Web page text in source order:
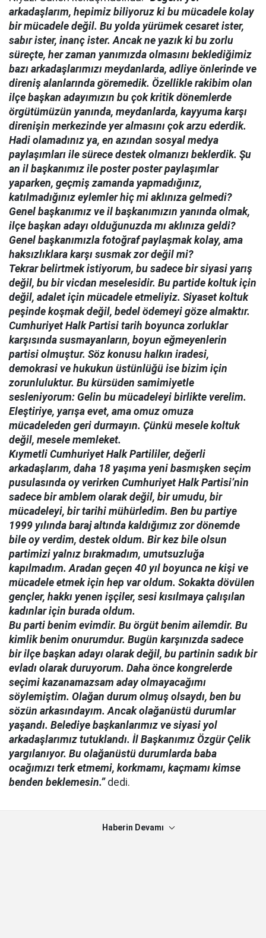
arkadaşlarım, hepimiz biliyoruz ki bu mücadele kolay
bir mücadele değil. Bu yolda yürümek cesaret ister,
sabır ister, inanç ister. Ancak ne yazık ki bu zorlu
süreçte, her zaman yanımızda olmasını beklediğimiz
bazı arkadaşlarımızı meydanlarda, adliye önlerinde ve
direniş alanlarında göremedik. Özellikle rakibim olan
ilçe başkan adayımızın bu çok kritik dönemlerde
örgütümüzün yanında, meydanlarda, kayyuma karşı
direnişin merkezinde yer almasını çok arzu ederdik.
Hadi olamadınız ya, en azından sosyal medya
paylaşımları ile sürece destek olmanızı beklerdik. Şu
an il başkanımız ile poster poster paylaşımlar
yaparken, geçmiş zamanda yapmadığınız,
katılmadığınız eylemler hiç mi aklınıza gelmedi?
Genel başkanımız ve il başkanımızın yanında olmak,
ilçe başkan adayı olduğunuzda mı aklınıza geldi?
Genel başkanımızla fotoğraf paylaşmak kolay, ama
haksızlıklara karşı susmak zor değil mi?
Tekrar belirtmek istiyorum, bu sadece bir siyasi yarış
değil, bu bir vicdan meselesidir. Bu partide koltuk için
değil, adalet için mücadele etmeliyiz. Siyaset koltuk
peşinde koşmak değil, bedel ödemeyi göze almaktır.
Cumhuriyet Halk Partisi tarih boyunca zorluklar
karşısında susmayanların, boyun eğmeyenlerin
partisi olmuştur. Söz konusu halkın iradesi,
demokrasi ve hukukun üstünlüğü ise bizim için
zorunluluktur. Bu kürsüden samimiyetle
sesleniyorum: Gelin bu mücadeleyi birlikte verelim.
Eleştiriye, yarışa evet, ama omuz omuza
mücadeleden geri durmayın. Çünkü mesele koltuk
değil, mesele memleket.
Kıymetli Cumhuriyet Halk Partililer, değerli
arkadaşlarım, daha 18 yaşıma yeni basmışken seçim
pusulasında oy verirken Cumhuriyet Halk Partisi’nin
sadece bir amblem olarak değil, bir umudu, bir
mücadeleyi, bir tarihi mühürledim. Ben bu partiye
1999 yılında baraj altında kaldığımız zor dönemde
bile oy verdim, destek oldum. Bir kez bile olsun
partimizi yalnız bırakmadım, umutsuzluğa
kapılmadım. Aradan geçen 40 yıl boyunca ne kişi ve
mücadele etmek için hep var oldum. Sokakta dövülen
gençler, hakkı yenen işçiler, sesi kısılmaya çalışılan
kadınlar için burada oldum.
Bu parti benim evimdir. Bu örgüt benim ailemdir. Bu
kimlik benim onurumdur. Bugün karşınızda sadece
bir ilçe başkan adayı olarak değil, bu partinin sadık bir
evladı olarak duruyorum. Daha önce kongrelerde
seçimi kazanamazsam aday olmayacağımı
söylemiştim. Olağan durum olmuş olsaydı, ben bu
sözün arkasındayım. Ancak olağanüstü durumlar
yaşandı. Belediye başkanlarımız ve siyasi yol
arkadaşlarımız tutuklandı. İl Başkanımız Özgür Çelik
yargılanıyor. Bu olağanüstü durumlarda baba
ocağımızı terk etmemi, korkmamı, kaçmamı kimse
benden beklemesin.”dedi.
Haberin Devamı